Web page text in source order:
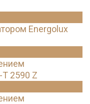
Energolux
T 2590 Z